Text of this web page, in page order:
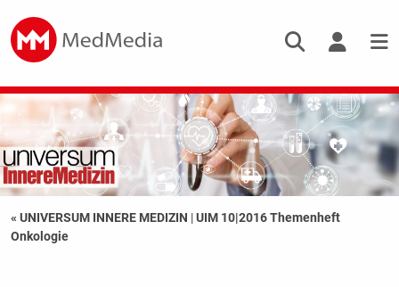
« UNIVERSUM INNERE MEDIZIN |UIM 10|2016 Themenheft
Onkologie